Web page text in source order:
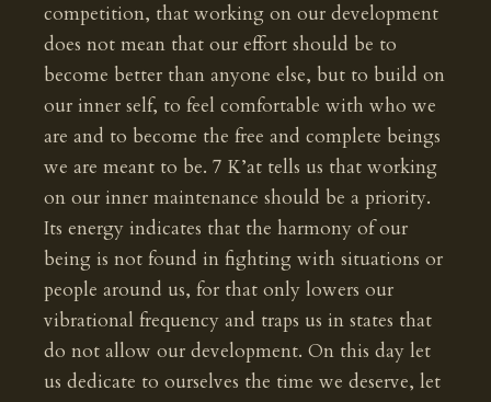
competition, that working on our development
does not mean that our effort should be to
become better than anyone else, but to build on
our inner self, to feel comfortable with who we
are and to become the free and complete beings
we are meant to be. 7 K’at tells us that working
on our inner maintenance should be a priority.
Its energy indicates that the harmony of our
being is not found in fighting with situations or
people around us, for that only lowers our
vibrational frequency and traps us in states that
do not allow our development. On this day let
us dedicate to ourselves the time we deserve, let